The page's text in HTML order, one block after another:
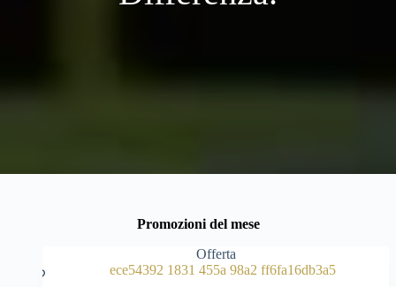
Promozioni del mese
Offerta